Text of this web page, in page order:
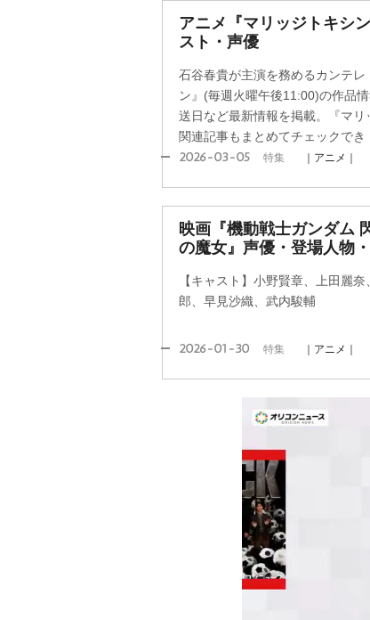
アニメ『マリッジトキシ
スト・声優
石谷春貴が主演を務めるカンテ
ン』(毎週火曜午後11:00)の作品
送日など最新情報を掲載。『マリ
関連記事もまとめてチェックでき
2026-03-05 特集 ｜アニメ｜
映画『機動戦士ガンダム
の魔女』声優・登場人物
【キャスト】小野賢章、上田麗
郎、早見沙織、武内駿輔
2026-01-30 特集 ｜アニメ｜